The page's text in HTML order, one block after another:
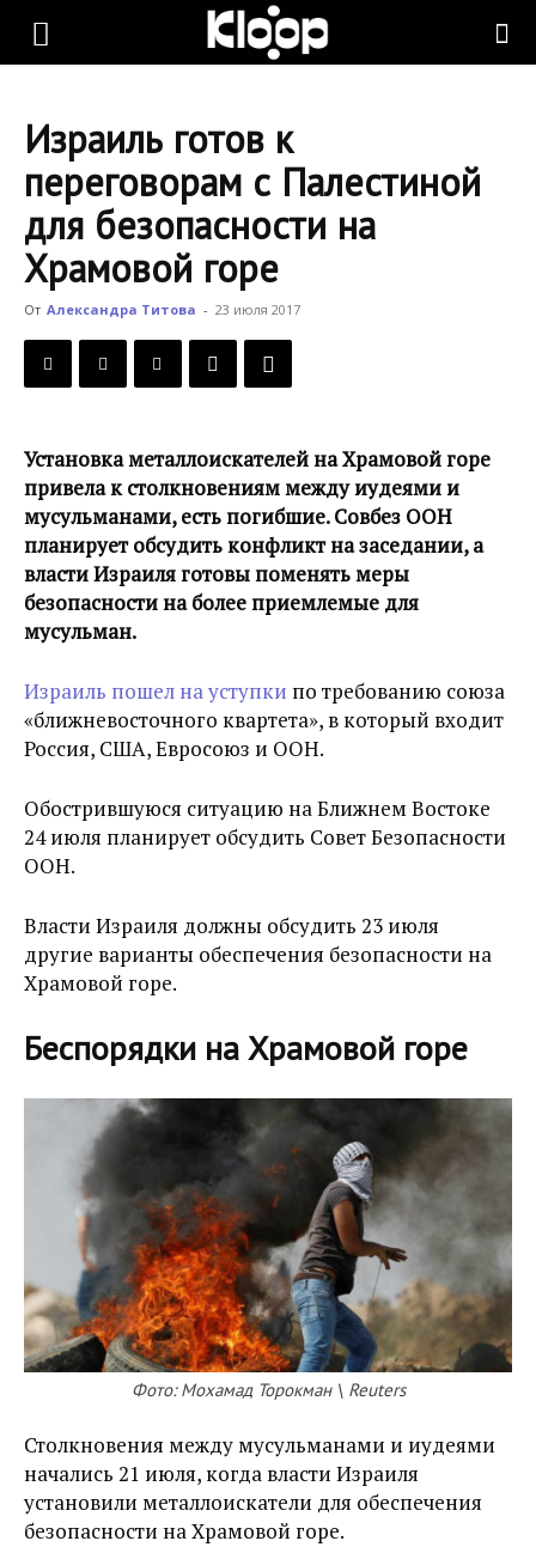
KLOOP.KG
Новости
Кыргызстана
Израиль готов к
переговорам с Палестиной
для безопасности на
Храмовой горе
От Александра Титова - 23 июля 2017
Установка металлоискателей на Храмовой горе
привела к столкновениям между иудеями и
мусульманами, есть погибшие. Совбез ООН
планирует обсудить конфликт на заседании, а
власти Израиля готовы поменять меры
безопасности на более приемлемые для
мусульман.
Израиль пошел на уступки по требованию союза
«ближневосточного квартета», в который входит
Россия, США, Евросоюз и ООН.
Обострившуюся ситуацию на Ближнем Востоке
24 июля планирует обсудить Совет Безопасности
ООН.
Власти Израиля должны обсудить 23 июля
другие варианты обеспечения безопасности на
Храмовой горе.
Беспорядки на Храмовой горе
Фото: Мохамад Торокман \ Reuters
Столкновения между мусульманами и иудеями
начались 21 июля, когда власти Израиля
установили металлоискатели для обеспечения
безопасности на Храмовой горе.